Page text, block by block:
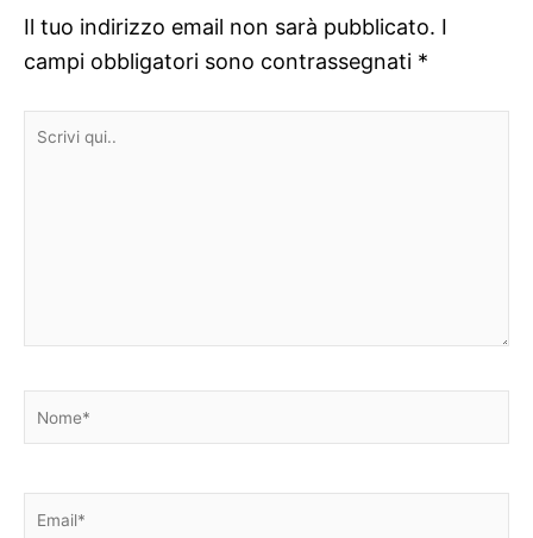
Il tuo indirizzo email non sarà pubblicato. I
campi obbligatori sono contrassegnati *
Scrivi
Nome*
Email*